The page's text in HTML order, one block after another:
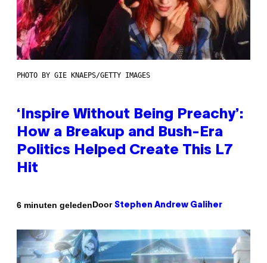
PHOTO BY GIE KNAEPS/GETTY IMAGES
‘Inspire Without Being Preachy’:
How a Breakup and Bush-Era
Politics Helped Create This L7
Hit
6 minuten geledenDoor Stephen Andrew Galiher